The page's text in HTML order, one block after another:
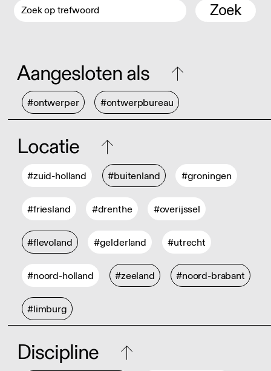
Zoek
Aangesloten als
#ontwerper #ontwerpbureau
Locatie
#zuid-holland #buitenland #groningen
#friesland #drenthe #overijssel
#flevoland #gelderland #utrecht
#noord-holland #zeeland #noord-brabant
#limburg
Discipline